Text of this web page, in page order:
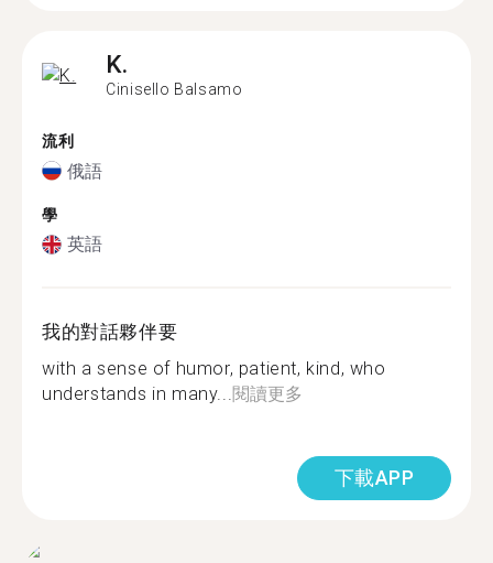
K.
Cinisello Balsamo
流利
俄語
學
英語
我的對話夥伴要
with a sense of humor, patient, kind, who
understands in many...閱讀更多
下載APP